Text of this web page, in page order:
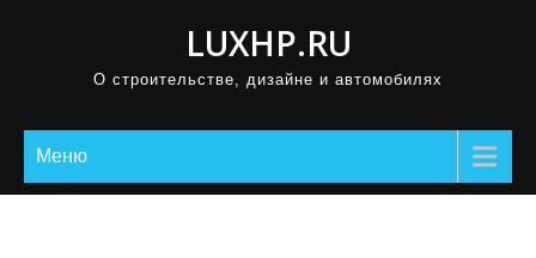
LUXHP.RU
О строительстве, дизайне и автомобилях
Меню